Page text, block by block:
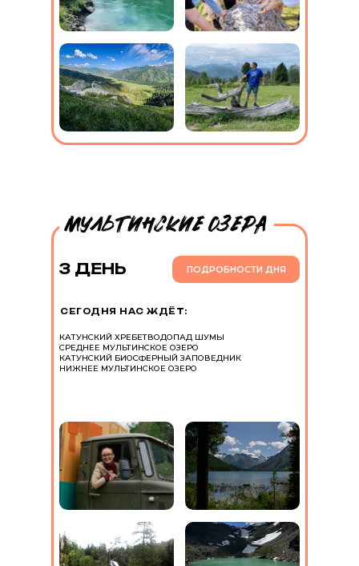
СЕГОДНЯ НАС ЖДЁТ:
КАТУНСКИЙ ХРЕБЕТВОДОПАД ШУМЫ
СРЕДНЕЕ МУЛЬТИНСКОЕ ОЗЕРО
КАТУНСКИЙ БИОСФЕРНЫЙ ЗАПОВЕДНИК
НИЖНЕЕ МУЛЬТИНСКОЕ ОЗЕРО
3 ДЕНЬ ПОДРОБНОСТИ ДНЯ